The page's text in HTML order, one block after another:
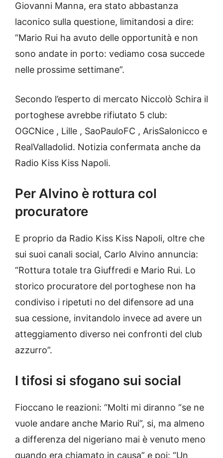
Giovanni Manna, era stato abbastanza
laconico sulla questione, limitandosi a dire:
“Mario Rui ha avuto delle opportunità e non
sono andate in porto: vediamo cosa succede
nelle prossime settimane”.
Secondo l’esperto di mercato Niccolò Schira il
portoghese avrebbe rifiutato 5 club:
OGCNice , Lille , SaoPauloFC , ArisSalonicco e
RealValladolid. Notizia confermata anche da
Radio Kiss Kiss Napoli.
Per Alvino è rottura col
procuratore
E proprio da Radio Kiss Kiss Napoli, oltre che
sui suoi canali social, Carlo Alvino annuncia:
“Rottura totale tra Giuffredi e Mario Rui. Lo
storico procuratore del portoghese non ha
condiviso i ripetuti no del difensore ad una
sua cessione, invitandolo invece ad avere un
atteggiamento diverso nei confronti del club
azzurro”.
I tifosi si sfogano sui social
Fioccano le reazioni: “Molti mi diranno “se ne
vuole andare anche Mario Rui”, si, ma almeno
a differenza del nigeriano mai è venuto meno
quando era chiamato in causa” e poi: “Un